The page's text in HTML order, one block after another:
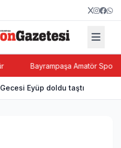
Bayrampaşa Amatör Spor
Eyüp doldu taştı